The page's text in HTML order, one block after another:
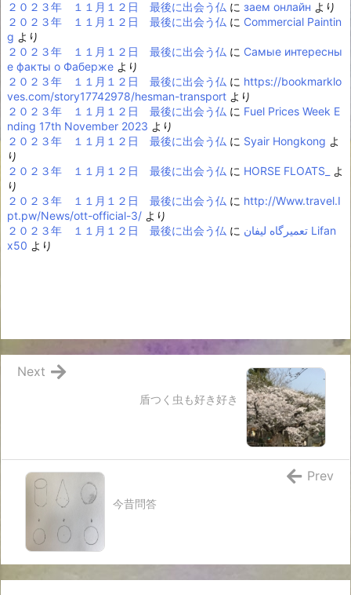
２０２３年 １１月１２日 最後に出会う仏 に заем онлайн より
２０２３年 １１月１２日 最後に出会う仏 に Commercial Paintin
g より
２０２３年 １１月１２日 最後に出会う仏 に Самые интересны
е факты о Фаберже より
２０２３年 １１月１２日 最後に出会う仏 に https://bookmarklo
ves.com/story17742978/hesman-transport より
２０２３年 １１月１２日 最後に出会う仏 に Fuel Prices Week E
nding 17th November 2023 より
２０２３年 １１月１２日 最後に出会う仏 に Syair Hongkong よ
り
２０２３年 １１月１２日 最後に出会う仏 に HORSE FLOATS_
よ
り
２０２３年 １１月１２日 最後に出会う仏 に http://Www.travel.I
pt.pw/News/ott-official-3/ より
２０２３年 １１月１２日 最後に出会う仏 に تعمیرگاه لیفان Lifan
x50 より
盾つく虫も好き好き
Next
今昔問答
Prev